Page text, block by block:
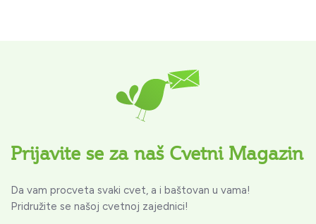
Prijavite se za naš Cvetni Magazin
Da vam procveta svaki cvet, a i baštovan u vama!
Pridružite se našoj cvetnoj zajednici!